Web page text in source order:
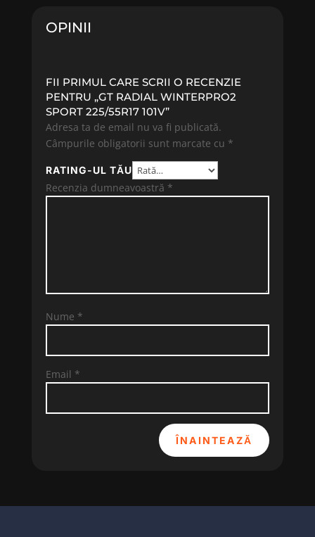
OPINII
FII PRIMUL CARE SCRII O RECENZIE
PENTRU „GT RADIAL WINTERPRO2
SPORT 225/55R17 101V”
Adresa ta de email nu va fi publicată.
Câmpurile obligatorii sunt marcate cu *
RATING-UL TĂU
Recenzia dumneavoastră *
Nume *
Email *
ÎNAINTEAZĂ